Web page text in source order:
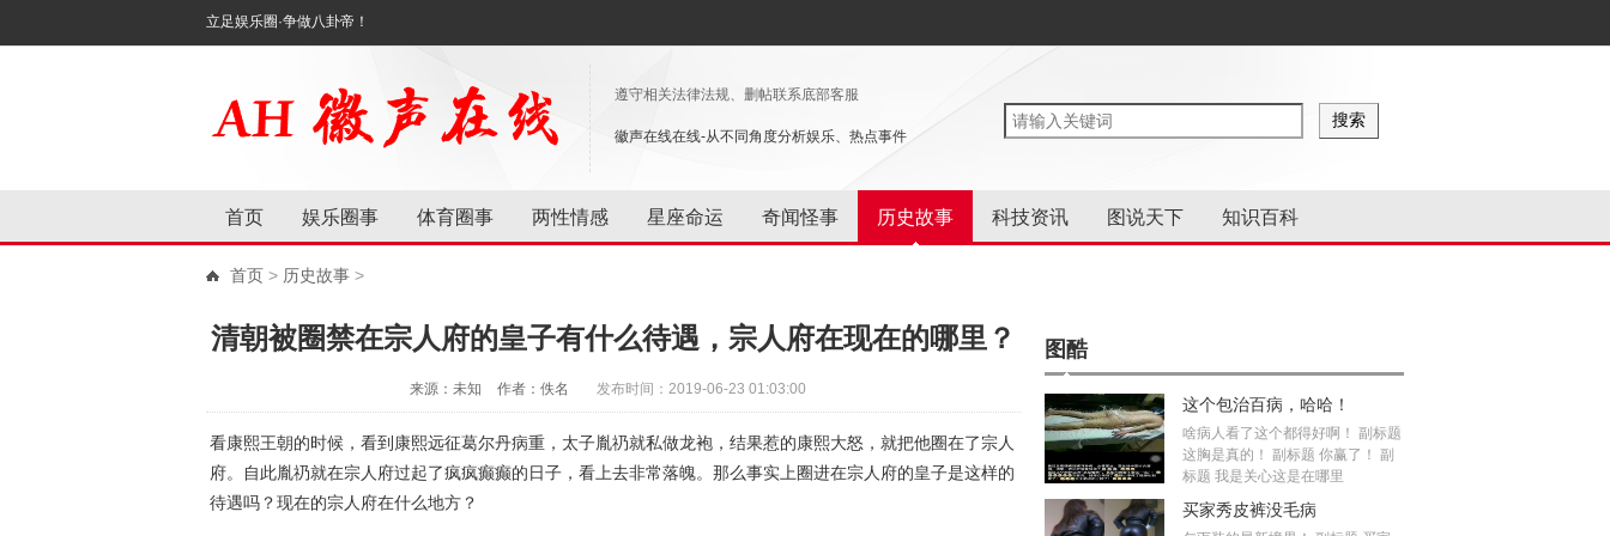
立足娱乐圈·争做八卦帝！
遵守相关法律法规、删帖联系底部客服
徽声在线在线-从不同角度分析娱乐、热点事件
首页 娱乐圈事 体育圈事 两性情感 星座命运 奇闻怪事 历史故事 科技资讯 图说天下 知识百科
首页 > 历史故事 >
清朝被圈禁在宗人府的皇子有什么待遇，宗人府在现在的哪里？
来源：未知 作者：佚名 发布时间：2019-06-23 01:03:00
看康熙王朝的时候，看到康熙远征葛尔丹病重，太子胤礽就私做龙袍，结果惹的康熙大怒，就把他圈在了宗人
府。自此胤礽就在宗人府过起了疯疯癫癫的日子，看上去非常落魄。那么事实上圈进在宗人府的皇子是这样的
待遇吗？现在的宗人府在什么地方？
图酷
这个包治百病，哈哈！
啥病人看了这个都得好啊！ 副标题
这胸是真的！ 副标题 你赢了！ 副
标题 我是关心这是在哪里
买家秀皮裤没毛病